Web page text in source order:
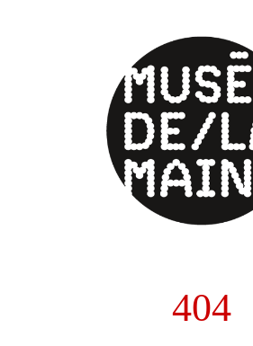
404